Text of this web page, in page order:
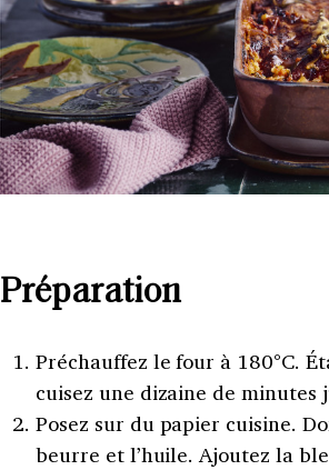
Préparation
Préchauffez le four à 180°C.
cuisez une dizaine de minutes
Posez sur du papier cuisine.
beurre et l’huile. Ajoutez la